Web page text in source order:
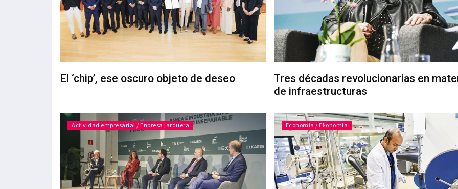
El ‘chip’, ese oscuro objeto de deseo
Tres décadas revolucionarias en
de infraestructuras
Actividad empresarial / Enpresa jarduera Economía / Ekonomia